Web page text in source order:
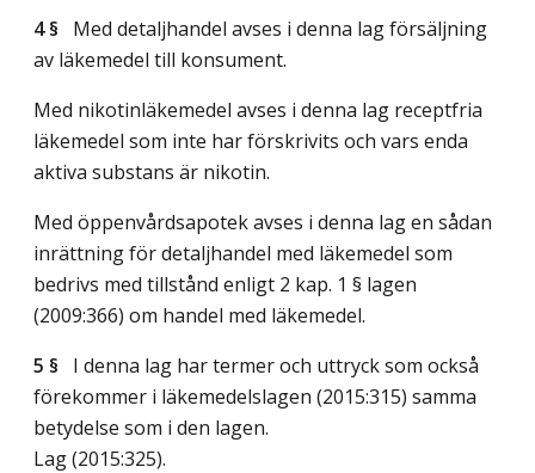
4 § Med detaljhandel avses i denna lag försäljning
av läkemedel till konsument.
Med nikotinläkemedel avses i denna lag receptfria
läkemedel som inte har förskrivits och vars enda
aktiva substans är nikotin.
Med öppenvårdsapotek avses i denna lag en sådan
inrättning för detaljhandel med läkemedel som
bedrivs med tillstånd enligt 2 kap. 1 § lagen
(2009:366) om handel med läkemedel.
5 § I denna lag har termer och uttryck som också
förekommer i läkemedelslagen (2015:315) samma
betydelse som i den lagen.
Lag (2015:325).